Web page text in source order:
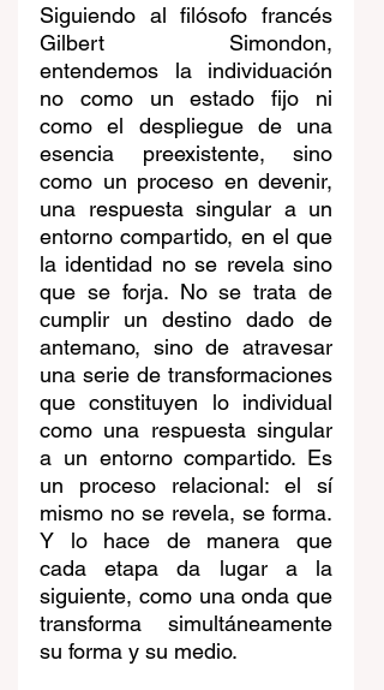
Siguiendo al filósofo francés
Gilbert Simondon,
entendemos la individuación
no como un estado fijo ni
como el despliegue de una
esencia preexistente, sino
como un proceso en devenir,
una respuesta singular a un
entorno compartido, en el que
la identidad no se revela sino
que se forja. No se trata de
cumplir un destino dado de
antemano, sino de atravesar
una serie de transformaciones
que constituyen lo individual
como una respuesta singular
a un entorno compartido. Es
un proceso relacional: el sí
mismo no se revela, se forma.
Y lo hace de manera que
cada etapa da lugar a la
siguiente, como una onda que
transforma simultáneamente
su forma y su medio.